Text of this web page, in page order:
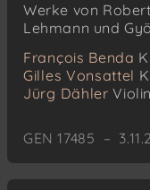
Werke von
Lehmann und
François Benda
Gilles Vonsattel
Jürg Dähler
GEN 17485 –